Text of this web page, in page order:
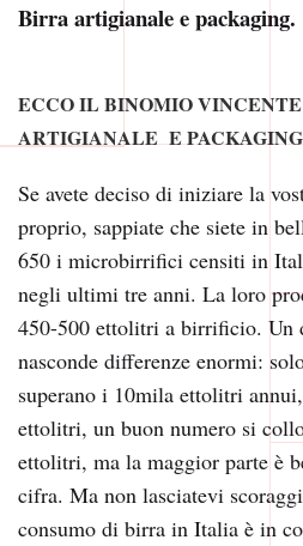
Birra artigianale e packaging.
ECCO IL BINOMIO
ARTIGIANALE E
Se avete deciso di iniziare la
proprio, sappiate che siete in
650 i microbirrifici censiti in
negli ultimi tre anni. La loro
450-500 ettolitri a birrificio. Un
nasconde differenze enormi:
superano i 10mila ettolitri
ettolitri, un buon numero si
ettolitri, ma la maggior parte è
cifra. Ma non lasciatevi
consumo di birra in Italia è in